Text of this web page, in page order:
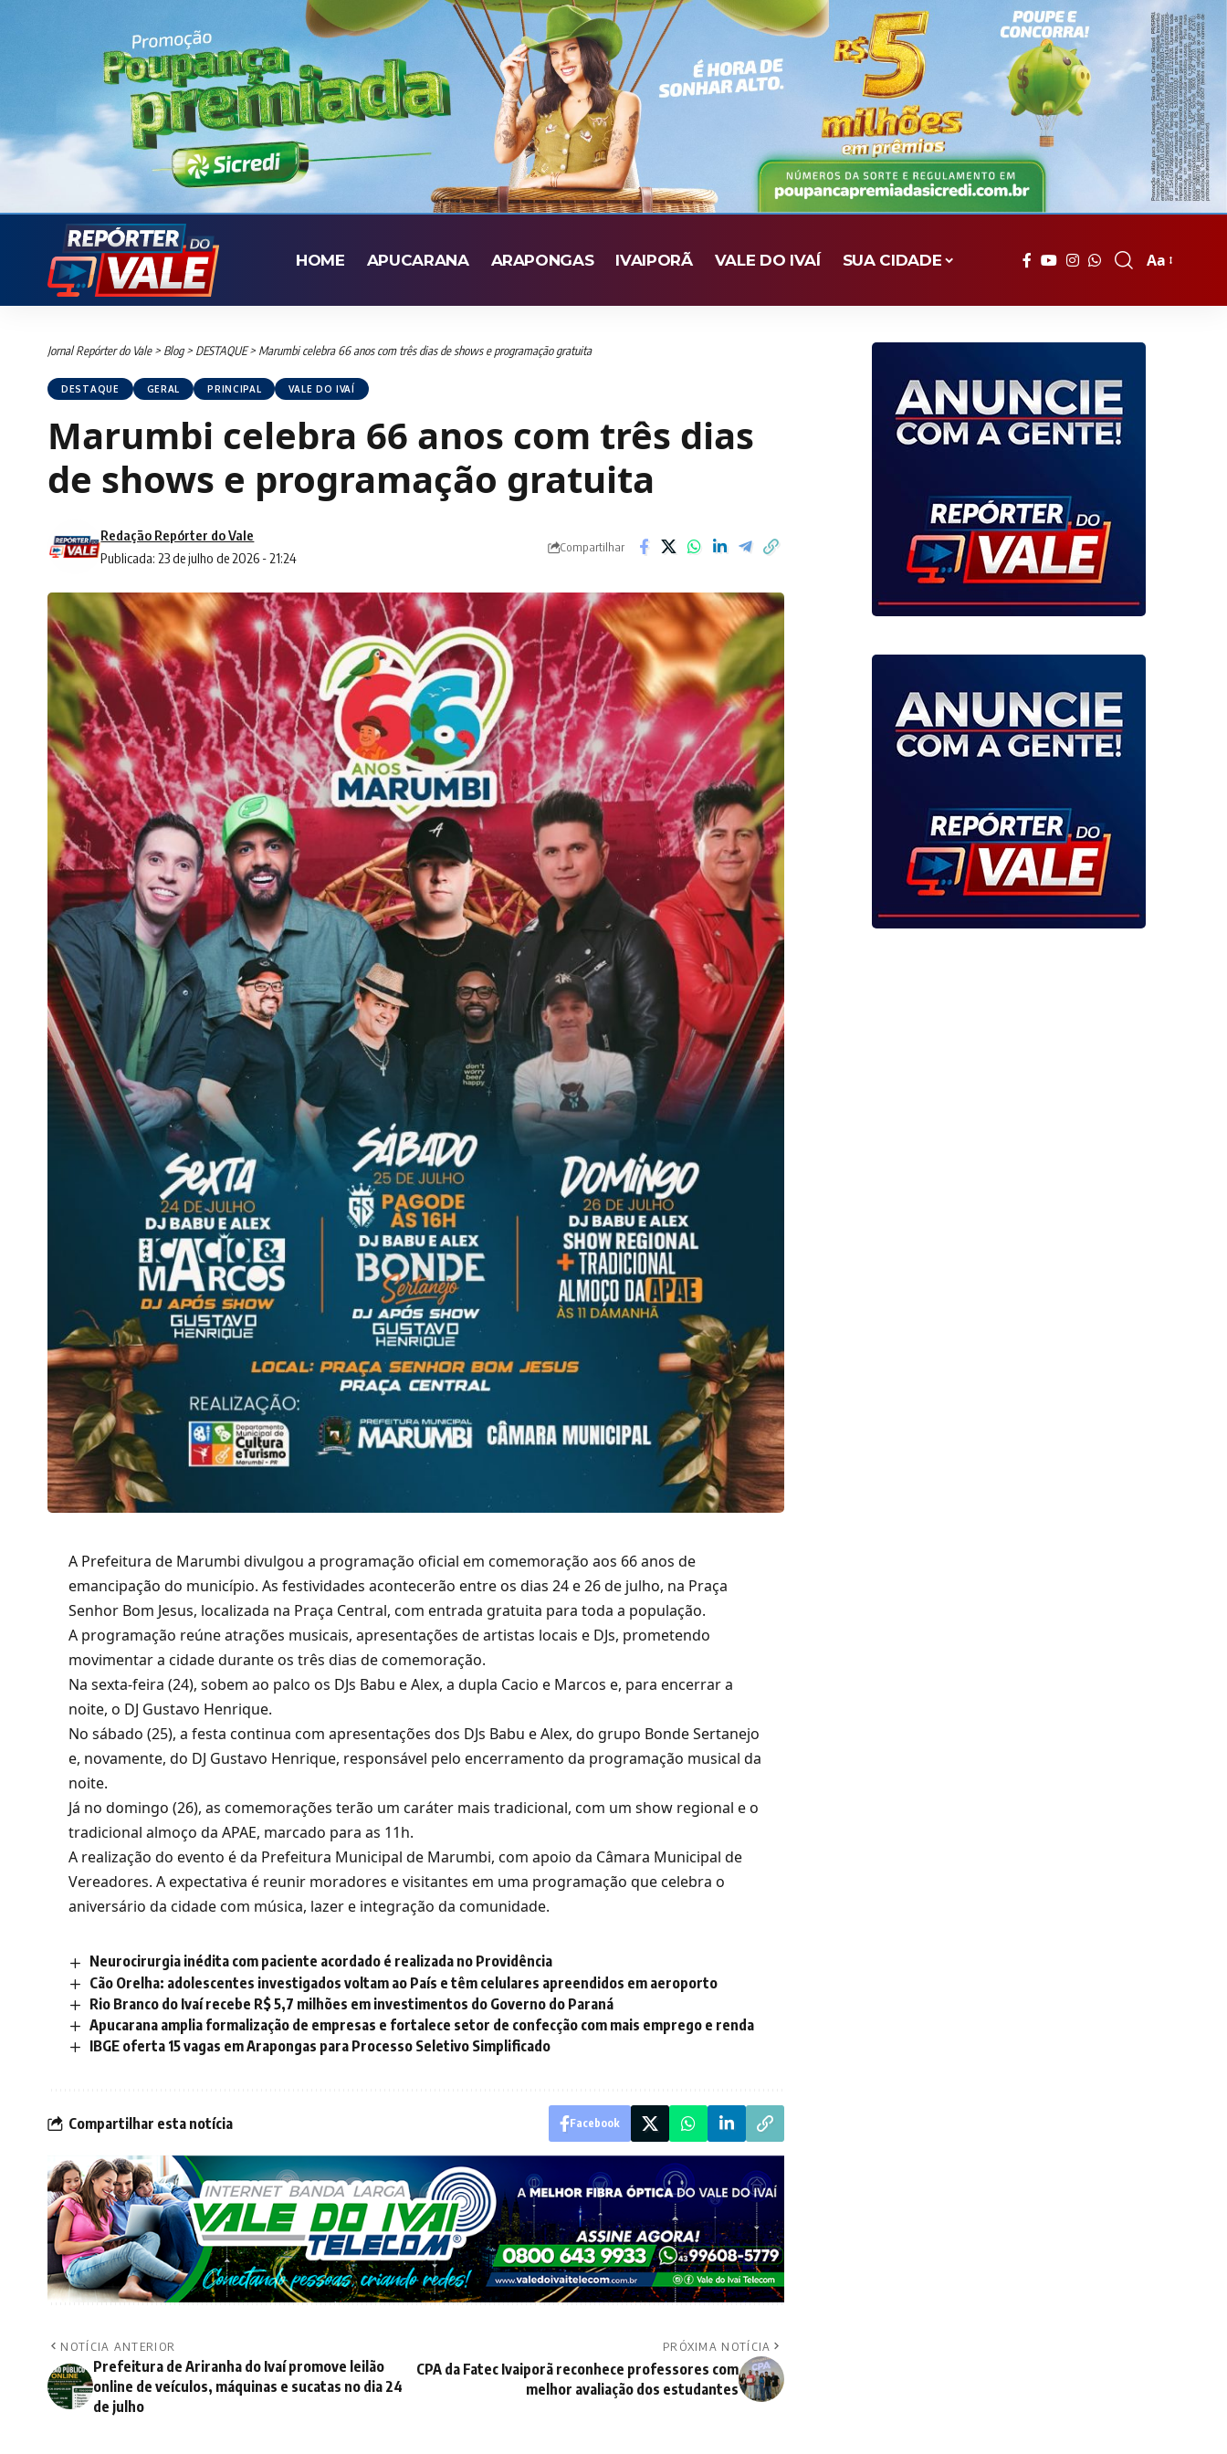
HOME APUCARANA ARAPONGAS IVAIPORÃ VALE DO IVAÍ SUA CIDADE
Font
Aa
Jornal Repórter do Vale> Blog> DESTAQUE> Marumbi celebra 66 anos com três dias de shows e programação gratuita
DESTAQUE GERAL PRINCIPAL VALE DO IVAÍ
Marumbi celebra 66 anos com três dias
de shows e programação gratuita
Publicada: 23 de julho de 2026 - 21:24
Redação Repórter do Vale
Compartilhar
A Prefeitura de Marumbi divulgou a programação oficial em comemoração aos 66 anos de
emancipação do município. As festividades acontecerão entre os dias 24 e 26 de julho, na Praça
Senhor Bom Jesus, localizada na Praça Central, com entrada gratuita para toda a população.
A programação reúne atrações musicais, apresentações de artistas locais e DJs, prometendo
movimentar a cidade durante os três dias de comemoração.
Na sexta-feira (24), sobem ao palco os DJs Babu e Alex, a dupla Cacio e Marcos e, para encerrar a
noite, o DJ Gustavo Henrique.
No sábado (25), a festa continua com apresentações dos DJs Babu e Alex, do grupo Bonde Sertanejo
e, novamente, do DJ Gustavo Henrique, responsável pelo encerramento da programação musical da
noite.
Já no domingo (26), as comemorações terão um caráter mais tradicional, com um show regional e o
tradicional almoço da APAE, marcado para as 11h.
A realização do evento é da Prefeitura Municipal de Marumbi, com apoio da Câmara Municipal de
Vereadores. A expectativa é reunir moradores e visitantes em uma programação que celebra o
aniversário da cidade com música, lazer e integração da comunidade.
Neurocirurgia inédita com paciente acordado é realizada no Providência
Cão Orelha: adolescentes investigados voltam ao País e têm celulares apreendidos em aeroporto
Rio Branco do Ivaí recebe R$ 5,7 milhões em investimentos do Governo do Paraná
Apucarana amplia formalização de empresas e fortalece setor de confecção com mais emprego e renda
IBGE oferta 15 vagas em Arapongas para Processo Seletivo Simplificado
Compartilhar esta notícia Facebook
NOTÍCIA ANTERIOR
Prefeitura de Ariranha do Ivaí promove leilão
online de veículos, máquinas e sucatas no dia 24
de julho
PRÓXIMA NOTÍCIA
CPA da Fatec Ivaiporã reconhece professores com
melhor avaliação dos estudantes